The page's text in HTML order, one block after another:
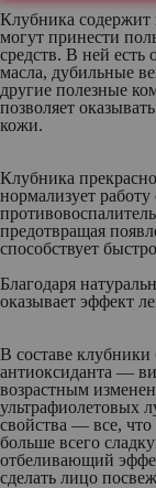
Клубника содержит
могут принести
средств. В ней
масла, дубильные
другие полезные
позволяет
кожи.
Клубника
нормализует
предотвращая
способствует
Благодаря
оказывает эффект
В составе
антиоксиданта —
возрастным
ультрафиолетовых
свойства — все,
больше всего
отбеливающий
сделать лицо